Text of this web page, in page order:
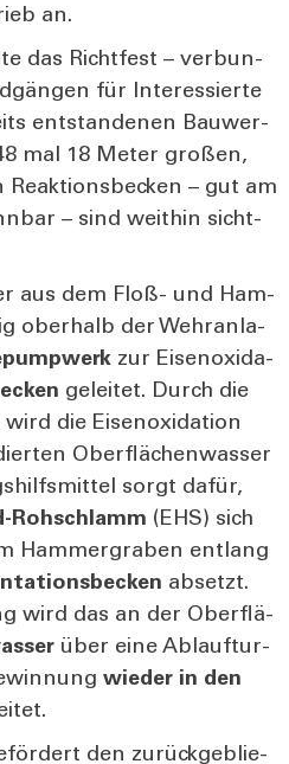
an.
das Richt­fest – ver­bun­
für Inter­es­sier­te
ent­stan­de­nen Bau­wer­
mal 18 Meter gro­ßen,
– gut am
– sind weit­hin sicht­
aus dem Floß- und Ham­
ober­halb der Wehr­an­la­
zur Eisen­oxi­da­
gelei­tet. Durch die
wird die Eisen­oxi­da­ti­on
Ober­flä­chen­was­ser
sorgt dafür,
Roh­schlamm (EHS) sich
Ham­mer­gra­ben ent­lang
absetzt.
wird das an der Ober­flä­
über eine Ablauf­tur­
wie­der in den
den zurück­ge­blie­